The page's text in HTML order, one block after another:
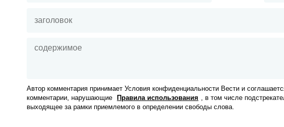
Автор комментария принимает Условия конфиденциальности Вести и
комментарии, нарушающие
Правила использования , в том числе
выходящее за рамки приемлемого в определении свободы слова.